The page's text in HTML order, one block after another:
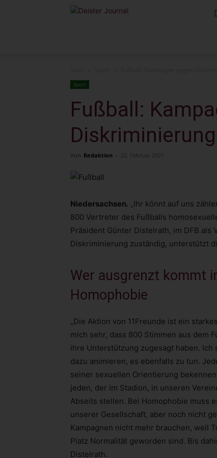
Deister
Sport
Fußball:
Diskriminierung
Von Redaktion - 22. Februar 2021
Niedersachsen. „Ihr könnt auf uns
800 Vertreter des Fußballs
Präsident Günter Distelrath, im DFB
Diskriminierung zuständig, unterstützt
Wer ausgrenzt kommt
Homophobie
„Die Aktion von 11Freunde ist ein
mich sehr, dass 800 Stimmen aus dem
ihre Unterstützung zugesagt haben.
dazu animieren, es ebenfalls zu tun.
seiner sexuellen Orientierung
jeden, der im Stadion, in unseren
Abseits stellen. Bei Homophobie muss
unserer Gesellschaft, aber noch nicht
Kampagnen nicht mehr brauchen, weil
Platz Normalität geworden sind. Bis
Distelrath.